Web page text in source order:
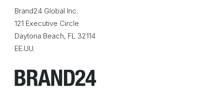
Brand24 Global Inc.
121 Executive Circle
Daytona Beach, FL 32114
EE.UU.